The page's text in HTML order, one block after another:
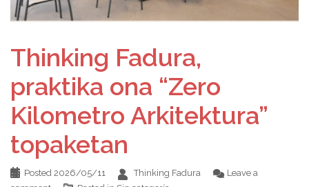
Thinking Fadura,
praktika ona “Zero
Kilometro Arkitektura”
topaketan
Posted 2026/05/11 Thinking Fadura
Leave a